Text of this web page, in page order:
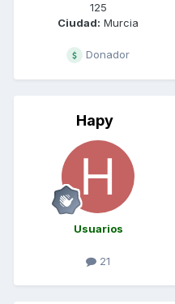
125
Ciudad: Murcia
Donador
Hapy
Usuarios
21